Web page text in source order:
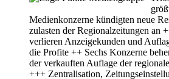
Medienkonzerne kündigten neue
zulasten der Regionalzeitungen an
verlieren Anzeigekunden und
die Profite ++ Sechs Konzerne
der verkauften Auflage der
+++ Zentralisation,